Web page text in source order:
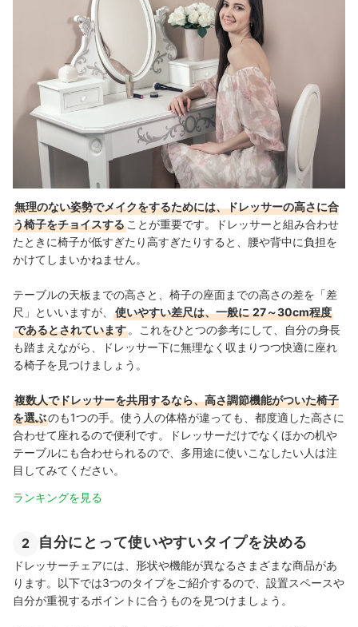
無理のない姿勢でメイクをするためには、ドレッサーの高さに合
う椅子をチョイスする ことが重要です。ドレッサーと組み合わせ
たときに椅子が低すぎたり高すぎたりすると、腰や背中に負担を
かけてしまいかねません。
テーブルの天板までの高さと、椅子の座面までの高さの差を「差
尺」といいますが、
使いやすい差尺は、一般に 27～30cm程度
であるとされています 。これをひとつの参考にして、自分の身長
も踏まえながら、ドレッサー下に無理なく収まりつつ快適に座れ
る椅子を見つけましょう。
複数人でドレッサーを共用するなら、高さ調節機能がついた椅子
を選ぶのも1つの手。使う人の体格が違っても、都度適した高さに
合わせて座れるので便利です。ドレッサーだけでなくほかの机や
テーブルにも合わせられるので、多用途に使いこなしたい人は注
目してみてください。
ランキングを見る
2 自分にとって使いやすいタイプを決める
ドレッサーチェアには、形状や機能が異なるさまざまな商品があ
ります。以下では3つのタイプをご紹介するので、設置スペースや
自分が重視するポイントに合うものを見つけましょう。